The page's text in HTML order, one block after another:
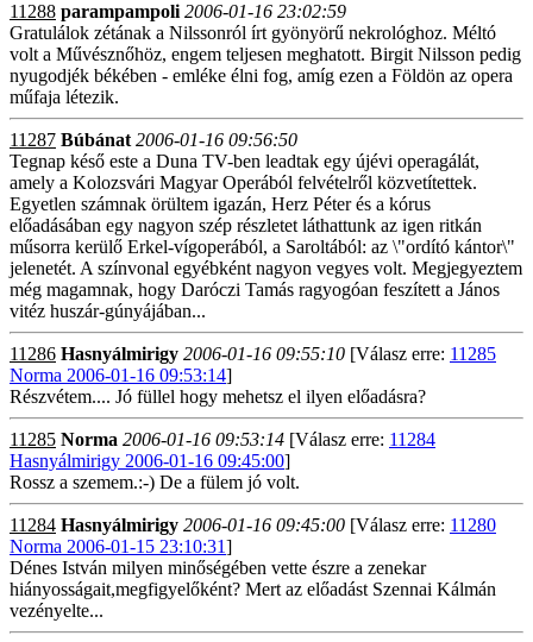
11288 parampampoli 2006-01-16 23:02:59
Gratulálok zétának a Nilssonról írt gyönyörű nekrológhoz. Méltó
volt a Művésznőhöz, engem teljesen meghatott. Birgit Nilsson pedig
nyugodjék békében - emléke élni fog, amíg ezen a Földön az opera
műfaja létezik.
11287 Búbánat 2006-01-16 09:56:50
Tegnap késő este a Duna TV-ben leadtak egy újévi operagálát,
amely a Kolozsvári Magyar Operából felvételről közvetítettek.
Egyetlen számnak örültem igazán, Herz Péter és a kórus
előadásában egy nagyon szép részletet láthattunk az igen ritkán
műsorra kerülő Erkel-vígoperából, a Saroltából: az \"ordító kántor\"
jelenetét. A színvonal egyébként nagyon vegyes volt. Megjegyeztem
még magamnak, hogy Daróczi Tamás ragyogóan feszített a János
vitéz huszár-gúnyájában...
11286 Hasnyálmirigy 2006-01-16 09:55:10 [Válasz erre: 11285
Norma 2006-01-16 09:53:14]
Részvétem.... Jó füllel hogy mehetsz el ilyen előadásra?
11285 Norma 2006-01-16 09:53:14 [Válasz erre: 11284
Hasnyálmirigy 2006-01-16 09:45:00]
Rossz a szemem.:-) De a fülem jó volt.
11284 Hasnyálmirigy 2006-01-16 09:45:00 [Válasz erre: 11280
Norma 2006-01-15 23:10:31]
Dénes István milyen minőségében vette észre a zenekar
hiányosságait,megfigyelőként? Mert az előadást Szennai Kálmán
vezényelte...